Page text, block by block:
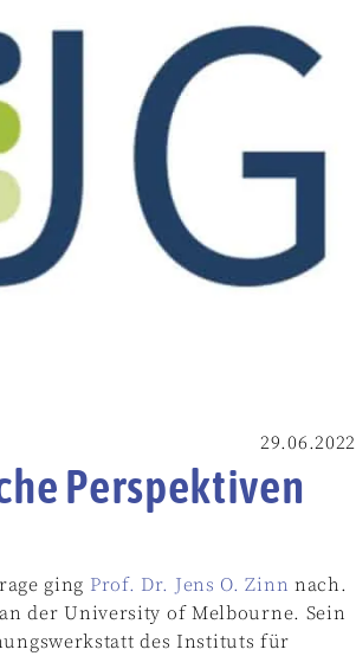
29.06.2022
Perspektiven
ging Prof. Dr. Jens O. Zinn nach.
der University of Melbourne. Sein
des Instituts für